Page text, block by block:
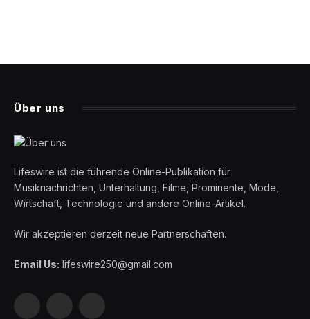
Über uns
Lifeswire ist die führende Online-Publikation für
Musiknachrichten, Unterhaltung, Filme, Prominente, Mode,
Wirtschaft, Technologie und andere Online-Artikel.
Wir akzeptieren derzeit neue Partnerschaften.
Email Us: lifeswire250@gmail.com
Facebook LinkedIn